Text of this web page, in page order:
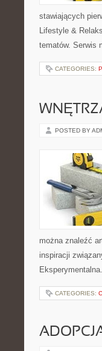
stawiających
Lifestyle &
tematów. Serwis
CATEGORIES:
POSTED BY
można znaleźć
inspiracji
CATEGORIES: